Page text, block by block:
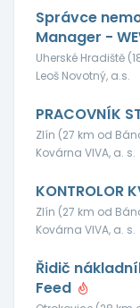
Správce
Manager -
Uherské Hradiště
Leoš Novotný, a.s.
PRACOVNÍK
Zlín (27 km od
Kovárna VIVA, a. s.
KONTROLOR
Zlín (27 km od
Kovárna VIVA, a. s.
Řidič
Feed